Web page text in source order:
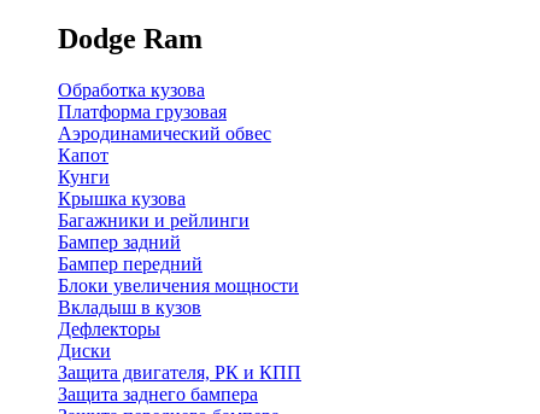
Dodge Ram
Обработка кузова
Платформа грузовая
Аэродинамический обвес
Капот
Кунги
Крышка кузова
Багажники и рейлинги
Бампер задний
Бампер передний
Блоки увеличения мощности
Вкладыш в кузов
Дефлекторы
Диски
Защита двигателя, РК и КПП
Защита заднего бампера